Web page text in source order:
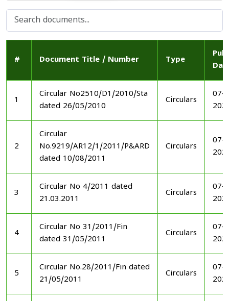
# Document Title / Number Type
1
Circular No2510/D1/2010/Sta
dated 26/05/2010
Circulars
07-
2
Circular
No.9219/AR12/1/2011/P&ARD
dated 10/08/2011
Circulars
07-
3
Circular No 4/2011 dated
21.03.2011
Circulars
07-
4
Circular No 31/2011/Fin
dated 31/05/2011
Circulars
07-
5
Circular No.28/2011/Fin dated
21/05/2011
Circulars
07-